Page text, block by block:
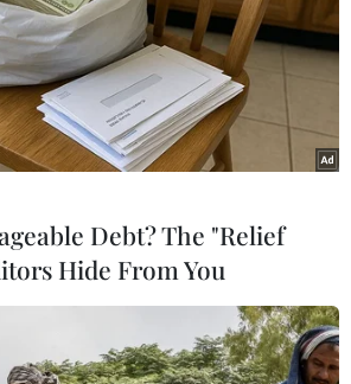
quân đội Ukraine thiệt hại
Debt? The "Relief
Hide From You